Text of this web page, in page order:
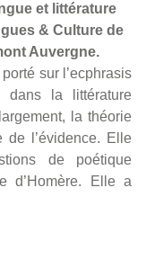
et littérature
& Culture de
Auvergne.
sur l’ecphrasis
dans la littérature
la théorie
de l’évidence. Elle
de poétique
d’Homère. Elle a